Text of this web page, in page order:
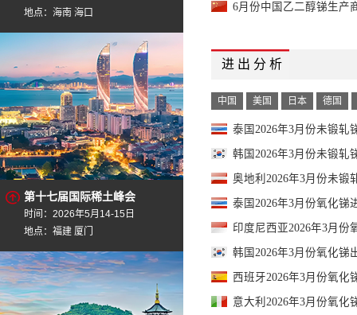
地点：海南 海口
第十七届国际稀土峰会
时间：2026年5月14-15日
地点：福建 厦门
6月份中国乙二醇锑生产
进 出 分 析
中国 美国 日本 德国
泰国2026年3月份未锻轧
韩国2026年3月份未锻轧
奥地利2026年3月份未锻
泰国2026年3月份氧化锑
印度尼西亚2026年3月份
韩国2026年3月份氧化锑
西班牙2026年3月份氧化
意大利2026年3月份氧化